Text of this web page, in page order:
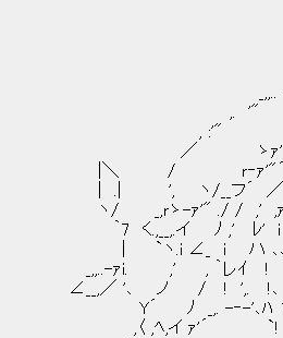
iヽ､
r-,'`::
_,,.. -‐ '' "￣￣"''
,. '" ｀ヽ
, :'" _,ゝ─--､
／ ゝｧ'_フ-─-‐'"｀
|＼ / ｒ‐ｧ'"´ /､._
| .| ', ヽ/__フ´ ／ /_」
ヽ/ _,ｒゝ-ｧ'" ./ / ,' ,ｧ
｀7 く.,__,.イ ﾉ ,'
| `ヽ.i ∠_ i ハ ､､, ｀`"
_,,..-ｧi. ,' , ｀レｲ !
∠__,／ '､ ノ / ! ',. !､ i´
Y´ ﾉ _,. -‐-'､ﾊ ヽ､ ､
,〈 ,ﾍ,イ ｧ'´ `! ,ﾉ＞.､